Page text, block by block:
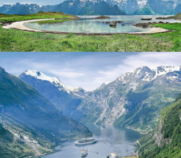
Norway - Geiranger